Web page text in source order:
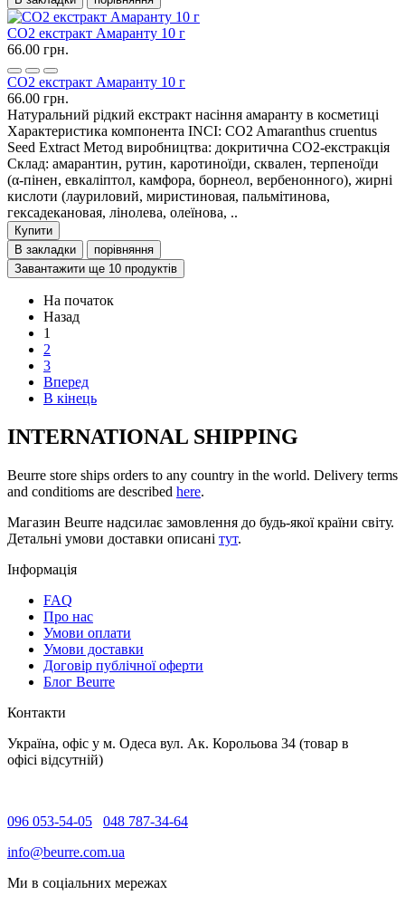
СО2 екстракт Амаранту 10 г
66.00 грн.
СО2 екстракт Амаранту 10 г
66.00 грн.
Натуральний рідкий екстракт насіння амаранту в косметиці
Характеристика компонента INCI: CO2 Amaranthus cruentus
Seed Extract Метод виробництва: докритична СО2-екстракція
Склад: амарантин, рутин, каротиноїди, сквален, терпеноїди
(α-пінен, евкаліптол, камфора, борнеол, вербенонного), жирні
кислоти (лауриловий, миристиновая, пальмітинова,
гексадекановая, лінолева, олеїнова, ..
Купити
В закладки
порівняння
Завантажити ще 10 продуктів
На початок
Назад
1
2
3
Вперед
В кінець
INTERNATIONAL SHIPPING
Beurre store ships orders to any country in the world. Delivery terms
and conditioms are described here.
Магазин Beurre надсилає замовлення до будь-якої країни світу.
Детальні умови доставки описані тут.
Інформація
FAQ
Про нас
Умови оплати
Умови доставки
Договір публічної оферти
Блог Beurre
Контакти
Україна, офіс у м. Одеса вул. Ак. Корольова 34 (товар в
офісі відсутній)
096 053-54-05
048 787-34-64
info@beurre.com.ua
Ми в соціальних мережах